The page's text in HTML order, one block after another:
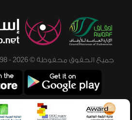
جميع الحقوق محفوظة © 2026 - 1998 لشبكة إسلام ويب